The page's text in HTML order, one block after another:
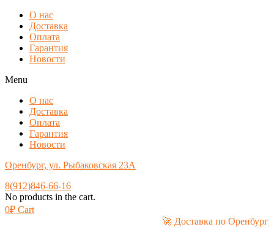
О нас
Доставка
Оплата
Гарантия
Новости
Menu
О нас
Доставка
Оплата
Гарантия
Новости
Оренбург, ул. Рыбаковская 23А
8(912)846-66-16
No products in the cart.
0₽ Cart
🚀 Доставка по